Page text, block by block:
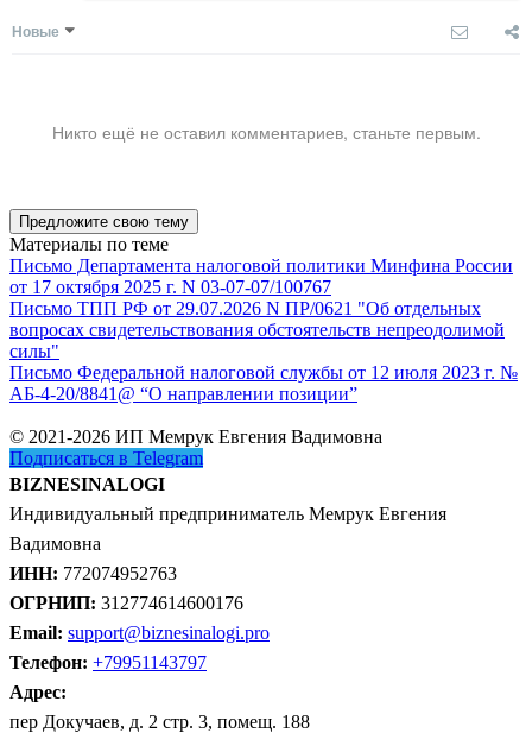
Новые
Никто ещё не оставил комментариев, станьте первым.
Предложите свою тему
Материалы по теме
Письмо Департамента налоговой политики Минфина России
от 17 октября 2025 г. N 03-07-07/100767
Письмо ТПП РФ от 29.07.2026 N ПР/0621 "Об отдельных
вопросах свидетельствования обстоятельств непреодолимой
силы"
Письмо Федеральной налоговой службы от 12 июля 2023 г. №
АБ-4-20/8841@ “О направлении позиции”
© 2021-2026 ИП Мемрук Евгения Вадимовна
Подписаться в Telegram
BIZNESINALOGI
Индивидуальный предприниматель Мемрук Евгения
Вадимовна
ИНН: 772074952763
ОГРНИП: 312774614600176
Email: support@biznesinalogi.pro
Телефон: +79951143797
Адрес:
пер Докучаев, д. 2 стр. 3, помещ. 188